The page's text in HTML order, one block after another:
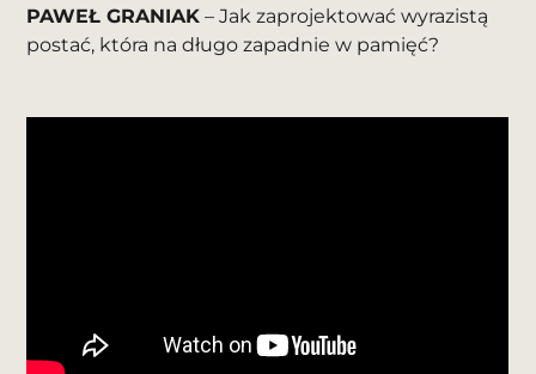
PAWEŁ GRANIAK – Jak zaprojektować wyrazistą
postać, która na długo zapadnie w pamięć?